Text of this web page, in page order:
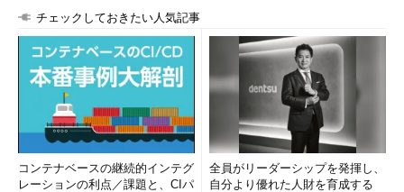
チェックしておきたい人気記事
コンテナベースの継続的インテグ
レーションの利点／課題と、CIパ
全員がリーダーシップを発揮し、
自分より優れた人財を育成する